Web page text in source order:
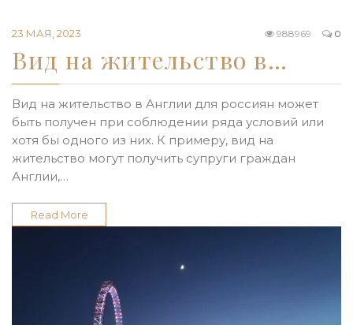
23 МАЯ, 2023 0
988969
Вид на жительство в…
Вид на жительство в Англии для россиян может
быть получен при соблюдении ряда условий или
хотя бы одного из них. К примеру, вид на
жительство могут получить супруги граждан
Англии,…
Read More